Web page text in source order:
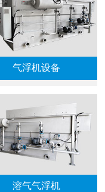
气浮机设备
溶气气浮机